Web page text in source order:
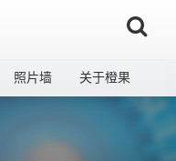
照片墙 关于橙果